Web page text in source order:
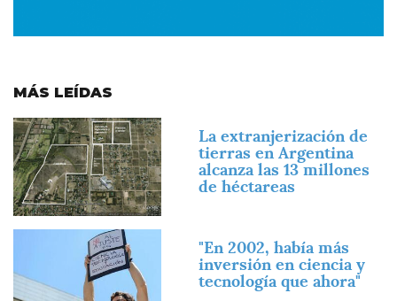
MÁS LEÍDAS
Imagen
La extranjerización de
tierras en Argentina
alcanza las 13 millones
de héctareas
"En 2002, había más
inversión en ciencia y
tecnología que ahora"